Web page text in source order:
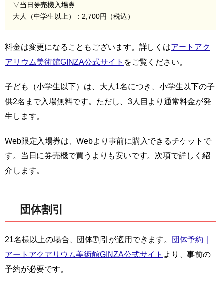
▽当日券売機入場券
大人（中学生以上）：2,700円（税込）
料金は変更になることもございます。詳しくはアートアク
アリウム美術館GINZA公式サイト をご覧ください。
子ども（小学生以下）は、大人1名につき、小学生以下の子
供2名まで入場無料です。ただし、3人目より通常料金が発
生します。
Web限定入場券は、Webより事前に購入できるチケットで
す。当日に券売機で買うよりも安いです。次項で詳しく紹
介します。
団体割引
21名様以上の場合、団体割引が適用できます。
団体予約｜
アートアクアリウム美術館GINZA公式サイト より、事前の
予約が必要です。